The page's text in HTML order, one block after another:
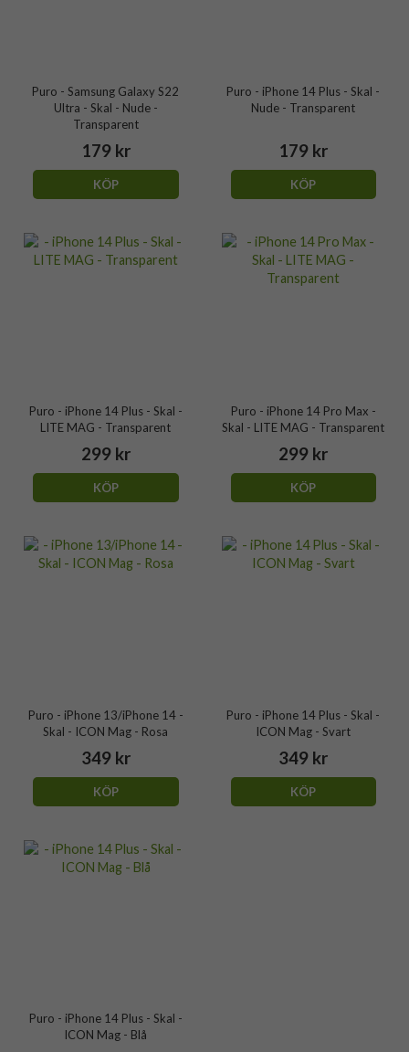
Puro - Samsung Galaxy S22
Ultra - Skal - Nude -
Transparent
179 kr
KÖP
Puro - iPhone 14 Plus - Skal -
Nude - Transparent
179 kr
KÖP
Puro - iPhone 14 Plus - Skal -
LITE MAG - Transparent
299 kr
KÖP
Puro - iPhone 14 Pro Max -
Skal - LITE MAG - Transparent
299 kr
KÖP
Puro - iPhone 13/iPhone 14 -
Skal - ICON Mag - Rosa
349 kr
KÖP
Puro - iPhone 14 Plus - Skal -
ICON Mag - Svart
349 kr
KÖP
Puro - iPhone 14 Plus - Skal -
ICON Mag - Blå